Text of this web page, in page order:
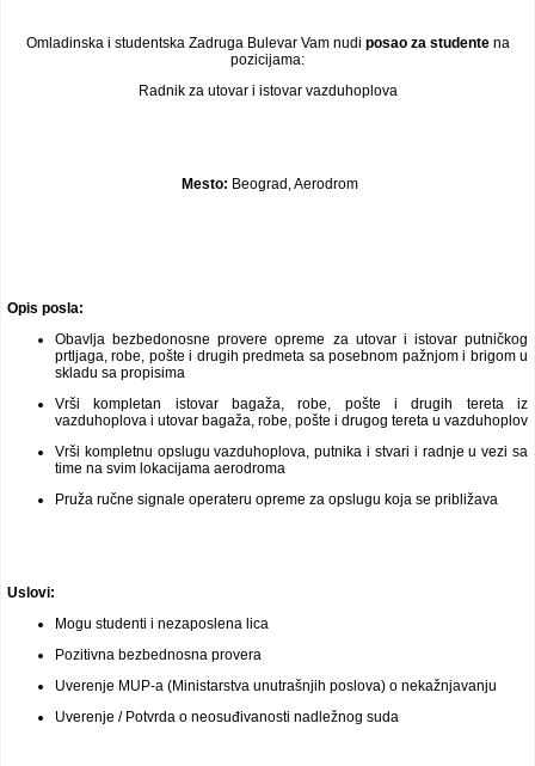
Omladinska i studentska Zadruga Bulevar Vam nudi posao za studentena
pozicijama:
Radnik za utovar i istovar vazduhoplova
Mesto: Beograd, Aerodrom
Opis posla:
Obavlja bezbedonosne provere opreme za utovar i istovar putničkog
prtljaga, robe, pošte i drugih predmeta sa posebnom pažnjom i brigom u
skladu sa propisima
Vrši kompletan istovar bagaža, robe, pošte i drugih tereta iz
vazduhoplova i utovar bagaža, robe, pošte i drugog tereta u vazduhoplov
Vrši kompletnu opslugu vazduhoplova, putnika i stvari i radnje u vezi sa
time na svim lokacijama aerodroma
Pruža ručne signale operateru opreme za opslugu koja se približava
Uslovi:
Mogu studenti i nezaposlena lica
Pozitivna bezbednosna provera
Uverenje MUP-a (Ministarstva unutrašnjih poslova) o nekažnjavanju
Uverenje / Potvrda o neosuđivanosti nadležnog suda